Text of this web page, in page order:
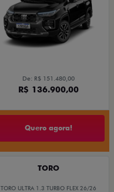
De: R$ 151.480,00
R$ 136.900,00
Quero agora!
TORO
TORO ULTRA 1.3 TURBO FLEX 26/26